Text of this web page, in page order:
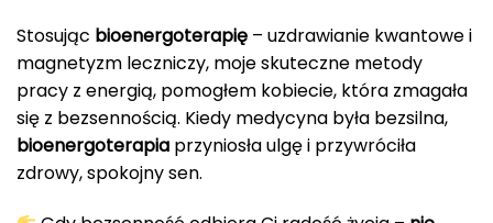
Stosując bioenergoterapię – uzdrawianie kwantowe i
magnetyzm leczniczy, moje skuteczne metody
pracy z energią, pomogłem kobiecie, która zmagała
się z bezsennością. Kiedy medycyna była bezsilna,
bioenergoterapia przyniosła ulgę i przywróciła
zdrowy, spokojny sen.